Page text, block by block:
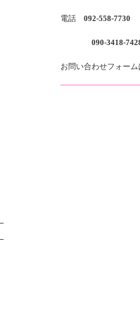
電話 092-558-7730
090-3418-
お問い合わせフォー